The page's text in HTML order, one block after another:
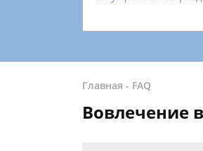
Главная - FAQ
Вовлечение